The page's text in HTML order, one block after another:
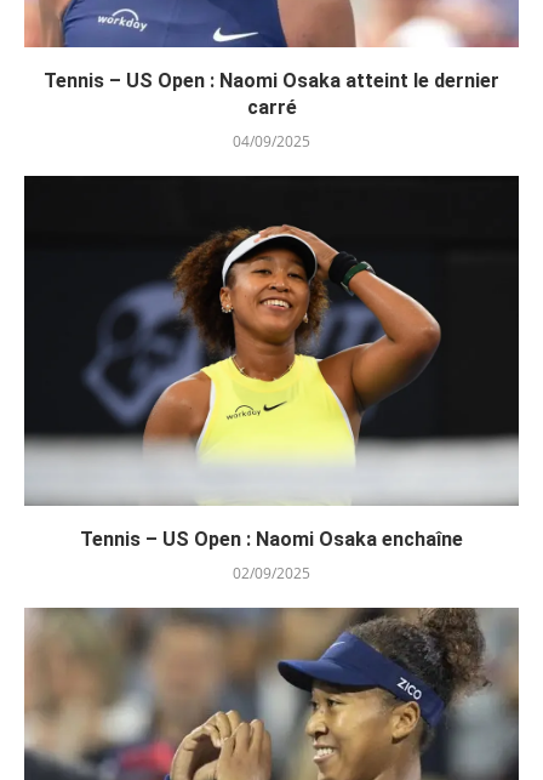
Tennis – US Open : Naomi Osaka atteint le dernier
carré
04/09/2025
Tennis – US Open : Naomi Osaka enchaîne
02/09/2025